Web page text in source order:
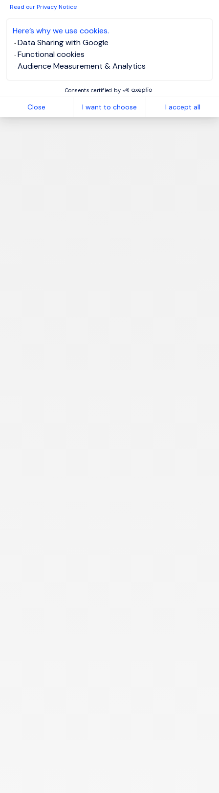
Read our Privacy Notice
Here’s why we use cookies.
Data Sharing with Google
Functional cookies
Audience Measurement & Analytics
Consents certified by
Close I want to choose I accept all